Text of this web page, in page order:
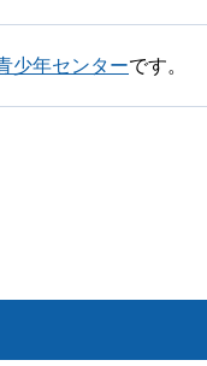
少年センターです。